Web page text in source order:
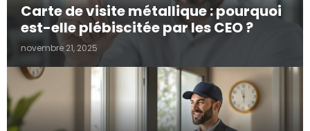
Carte de visite métallique : pourquoi
est-elle plébiscitée par les CEO ?
novembre 21, 2025